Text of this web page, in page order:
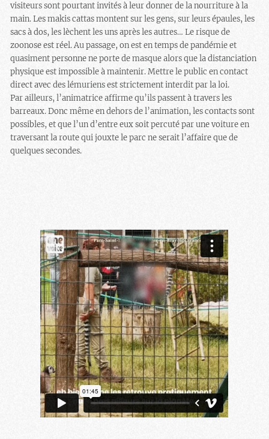
visiteurs sont pourtant invités à leur donner de la nourriture à la
main. Les makis cattas montent sur les gens, sur leurs épaules, les
sacs à dos, les lèchent les uns après les autres… Le risque de
zoonose est réel. Au passage, on est en temps de pandémie et
quasiment personne ne porte de masque alors que la distanciation
physique est impossible à maintenir. Mettre le public en contact
direct avec des lémuriens est strictement interdit par la loi.
Par ailleurs, l’animatrice affirme qu’ils passent à travers les
barreaux. Donc même en dehors de l’animation, les contacts sont
possibles, et que l’un d’entre eux soit percuté par une voiture en
traversant la route qui jouxte le parc ne serait l’affaire que de
quelques secondes.